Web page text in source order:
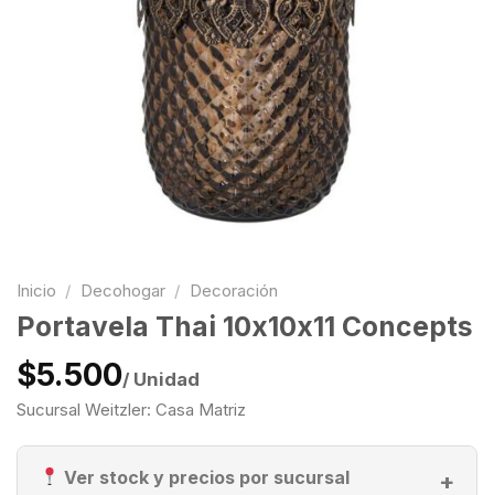
Inicio / Decohogar / Decoración
Portavela Thai 10x10x11 Concepts
$5.500/ Unidad
Sucursal Weitzler: Casa Matriz
Ver stock y precios por sucursal